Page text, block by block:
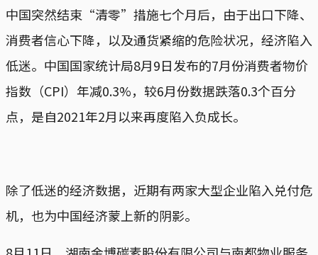
中国突然结束“清零”措施七个月后，由于出口下降、
消费者信心下降，以及通货紧缩的危险状况，经济陷入
低迷。中国国家统计局8月9日发布的7月份消费者物价
指数（CPI）年减0.3%，较6月份数据跌落0.3个百分
点，是自2021年2月以来再度陷入负成长。
除了低迷的经济数据，近期有两家大型企业陷入兑付危
机，也为中国经济蒙上新的阴影。